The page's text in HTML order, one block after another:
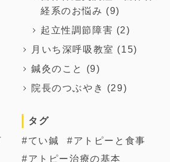
経系のお悩み (9)
起立性調節障害 (2)
月いち深呼吸教室 (15)
鍼灸のこと
(9)
院長のつぶやき
(29)
タグ
てい鍼
アトピーと食事
アトピー治療の基本